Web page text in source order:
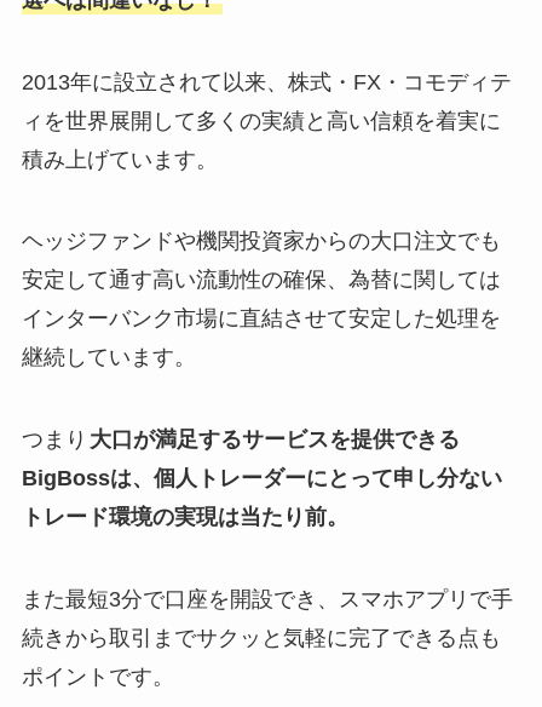
2013年に設立されて以来、株式・FX・コモディテ
ィを世界展開して多くの実績と高い信頼を着実に
積み上げています。
ヘッジファンドや機関投資家からの大口注文でも
安定して通す高い流動性の確保、為替に関しては
インターバンク市場に直結させて安定した処理を
継続しています。
つまり 大口が満足するサービスを提供できる
BigBossは、個人トレーダーにとって申し分ない
トレード環境の実現は当たり前。
また最短3分で口座を開設でき、スマホアプリで手
続きから取引までサクッと気軽に完了できる点も
ポイントです。